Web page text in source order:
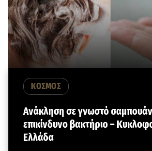
ΚΟΣΜΟΣ
Ανάκληση σε γνωστό
επικίνδυνο βακτήριο –
Ελλάδα